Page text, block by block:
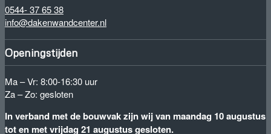
0544- 37 65 38
info@dakenwandcenter.nl
Openingstijden
Ma – Vr: 8:00-16:30 uur
Za – Zo: gesloten
In verband met de bouwvak zijn wij van maandag 10 augustus
tot en met vrijdag 21 augustus gesloten.